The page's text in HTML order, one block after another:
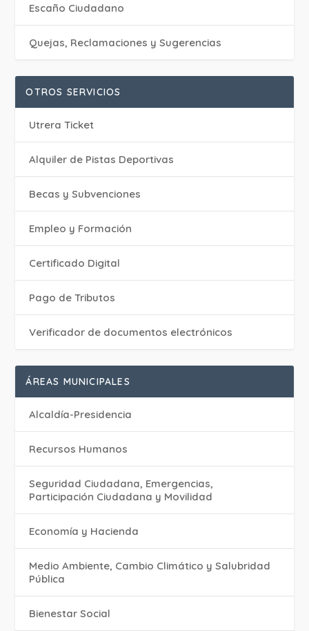
Escaño Ciudadano
Quejas, Reclamaciones y Sugerencias
OTROS SERVICIOS
Utrera Ticket
Alquiler de Pistas Deportivas
Becas y Subvenciones
Empleo y Formación
Certificado Digital
Pago de Tributos
Verificador de documentos electrónicos
ÁREAS MUNICIPALES
Alcaldía-Presidencia
Recursos Humanos
Seguridad Ciudadana, Emergencias,
Participación Ciudadana y Movilidad
Economía y Hacienda
Medio Ambiente, Cambio Climático y Salubridad
Pública
Bienestar Social